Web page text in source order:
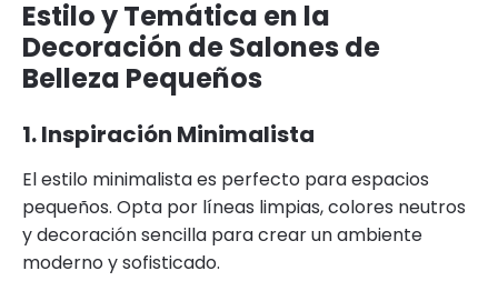
Estilo y Temática en la
Decoración de Salones de
Belleza Pequeños
1. Inspiración Minimalista
El estilo minimalista es perfecto para espacios
pequeños. Opta por líneas limpias, colores neutros
y decoración sencilla para crear un ambiente
moderno y sofisticado.